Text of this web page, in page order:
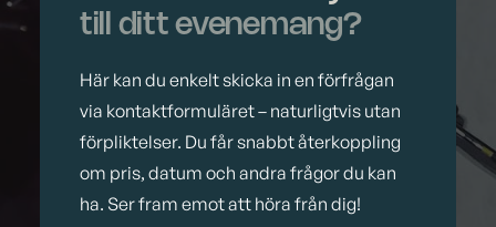
till ditt evenemang?
Här kan du enkelt skicka in en förfrågan
via kontaktformuläret – naturligtvis utan
förpliktelser. Du får snabbt återkoppling
om pris, datum och andra frågor du kan
ha. Ser fram emot att höra från dig!